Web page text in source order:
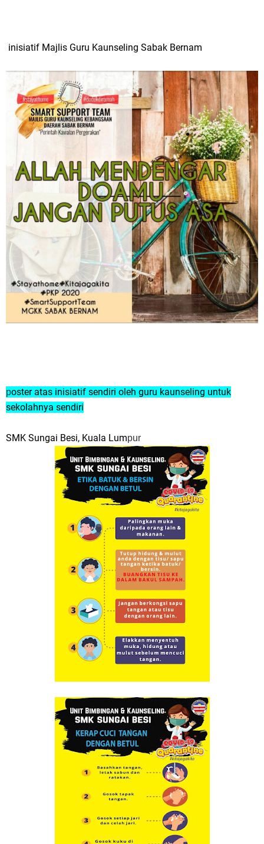
inisiatif Majlis Guru Kaunseling Sabak Bernam
poster atas inisiatif sendiri oleh guru kaunseling untuk
sekolahnya sendiri
SMK Sungai Besi, Kuala Lumpur